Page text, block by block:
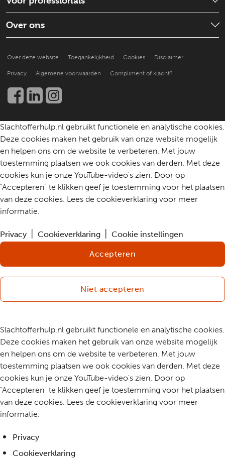
Schadevergoeding
Strafproces
Iemand ondersteunen
Goed voor jezelf zorgen
Beter leren helpen
Wat is de situatie
Een slachtoffer doorverwijzen
Praktische ondersteuning
Kennis en onderzoek
Een slachtoffer helpen
Over ons
Nieuws en publicaties
Werken bij
Community
Over deze website Toegankelijkheid Cookies Disclaimer
Privacy Algemene voorwaarden Compliment of klacht?
Slachtofferhulp.nl gebruikt functionele en analytische cookies.
Deze cookies maken het gebruik van onze website mogelijk
en helpen ons om de website te verbeteren. Met jouw
toestemming plaatsen we ook cookies van derden. Met deze
cookies kun je onze YouTube-video's zien. Door op
"Accepteren" te klikken geef je toestemming voor het plaatsen
van deze cookies. Lees de cookieverklaring voor meer
informatie.
Privacy Cookieverklaring Cookie instellingen
Accepteren
Niet accepteren
Slachtofferhulp.nl gebruikt functionele en analytische cookies.
Deze cookies maken het gebruik van onze website mogelijk
en helpen ons om de website te verbeteren. Met jouw
toestemming plaatsen we ook cookies van derden. Met deze
cookies kun je onze YouTube-video's zien. Door op
"Accepteren" te klikken geef je toestemming voor het plaatsen
van deze cookies. Lees de cookieverklaring voor meer
informatie.
Privacy
Cookieverklaring